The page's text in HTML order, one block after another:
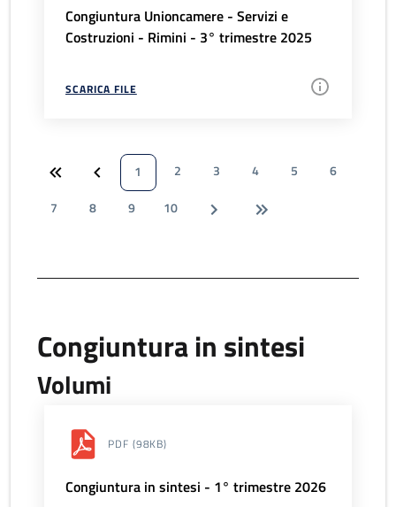
Congiuntura Unioncamere - Servizi e
Costruzioni - Rimini - 3° trimestre 2025
SCARICA FILE
1 2 3 4 5
6
7
8 9 10
Congiuntura in sintesi
Volumi
PDF (98KB)
Congiuntura in sintesi - 1° trimestre 2026